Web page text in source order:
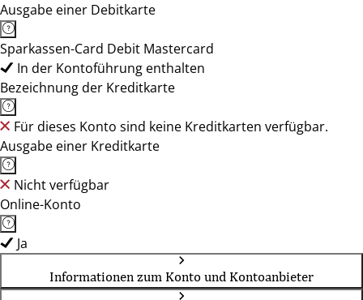
Ausgabe einer Debitkarte
Sparkassen-Card Debit Mastercard
In der Kontoführung enthalten
Bezeichnung der Kreditkarte
Für dieses Konto sind keine Kreditkarten verfügbar.
Ausgabe einer Kreditkarte
Nicht verfügbar
Online-Konto
Ja
Informationen zum Konto und Kontoanbieter